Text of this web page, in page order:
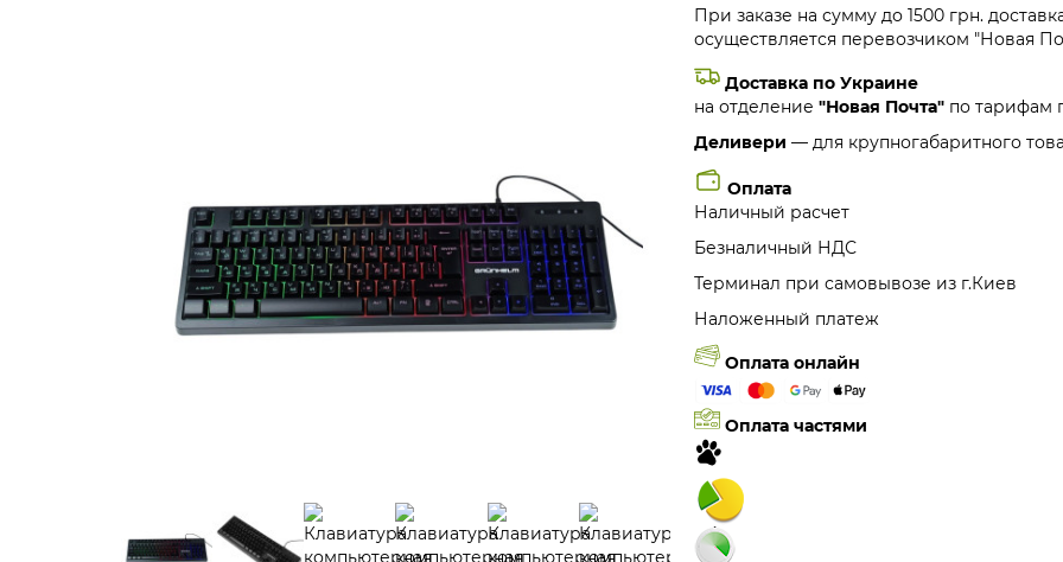
При заказе на сумму до 1500 грн.
осуществляется перевозчиком "Новая
Доставка по Украине
на отделение"Новая Почта" по тарифам
Деливери — для крупногабаритного
Оплата
Наличный расчет
Безналичный НДС
Терминал при самовывозе из г.Киев
Наложенный платеж
Оплата онлайн
Оплата частями